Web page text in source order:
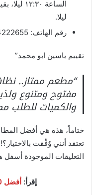
ليلا.
رقم الهاتف: 0114222655.
تقييم ياسين ابو محمد”
“مطعم ممتاز..
مفتوح ومتنوع
والكميات للطلب
ختاماً، هذه هي أفضل
تعتقد أنني وُفِّقت
التعليقات الموجودة أسفل
إقرأ:أفضل 10 مطاعم هندية بالرياض